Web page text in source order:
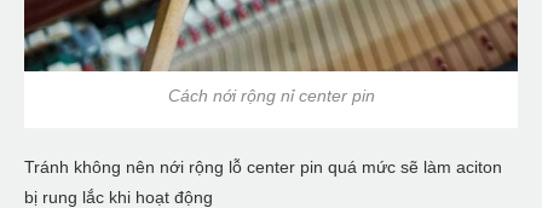
Cách nới rộng nỉ center pin
Tránh không nên nới rộng lỗ center pin quá mức sẽ làm aciton
bị rung lắc khi hoạt động